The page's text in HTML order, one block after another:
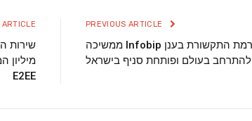
מפתחת פלטפורמת התקשורת בענן Infobip ממשיכה
להתרחב בעולם ופותחת סניף בישראל
ARTICLE
מיליון
E2EE